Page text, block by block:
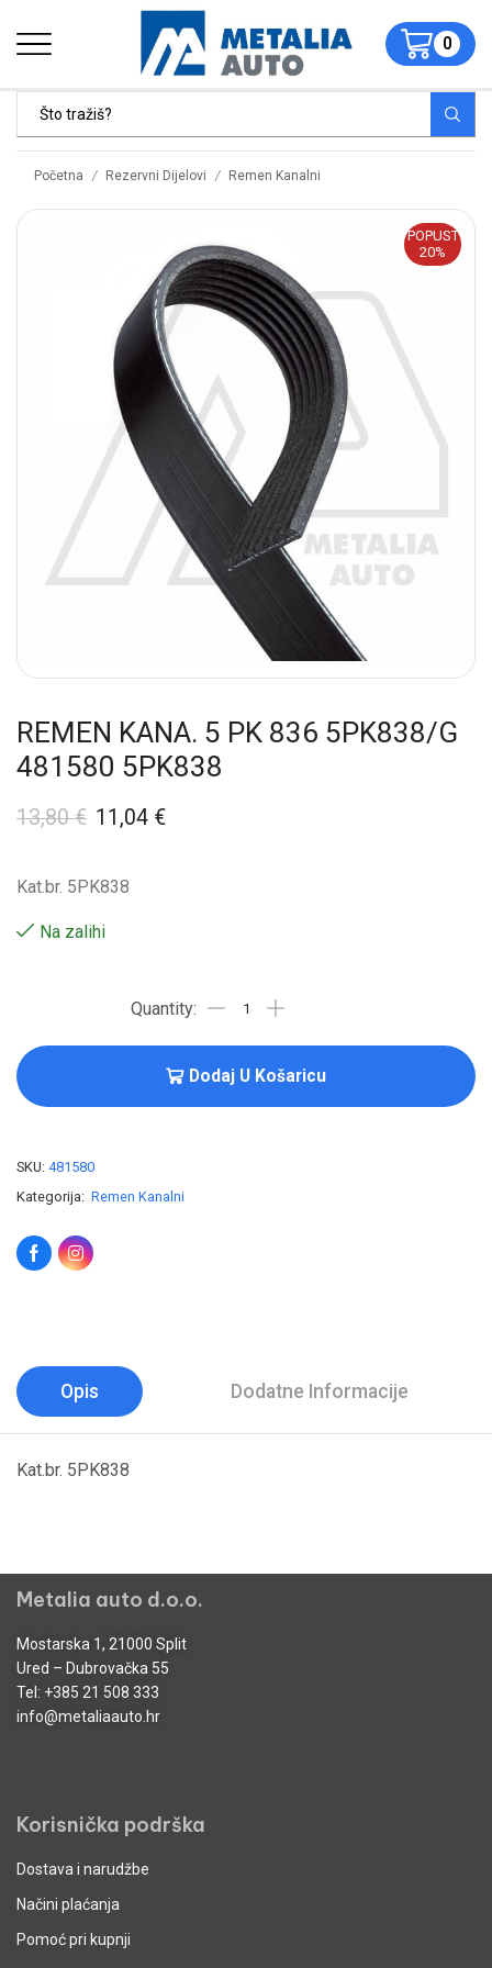
0
Početna / Rezervni Dijelovi / Remen Kanalni
POPUST
20%
REMEN KANA. 5 PK 836 5PK838/G
481580 5PK838
13,80€ 11,04 €
Kat.br. 5PK838
Na zalihi
Dodaj U Košaricu
SKU: 481580
Kategorija: Remen Kanalni
Opis Dodatne Informacije
Kat.br. 5PK838
Metalia auto d.o.o.
Mostarska 1, 21000 Split
Ured – Dubrovačka 55
Tel: +385 21 508 333
info@metaliaauto.hr
Korisnička podrška
Dostava i narudžbe
Načini plaćanja
Pomoć pri kupnji